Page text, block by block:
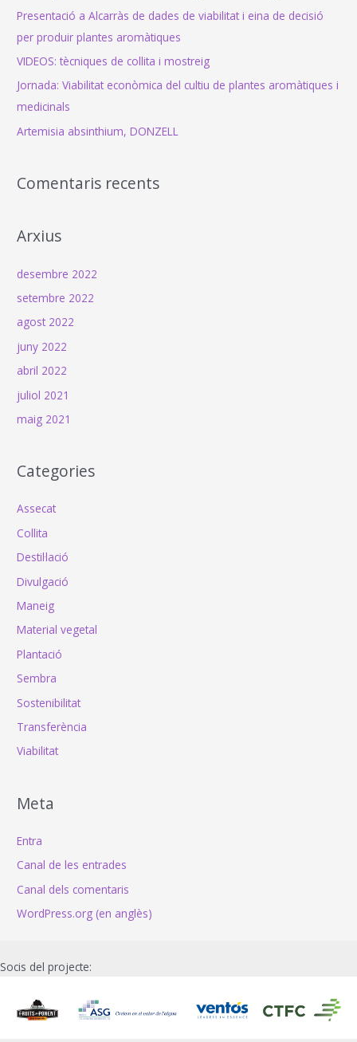
o
Presentació a Alcarràs de dades de viabilitat i eina de decisió
per produir plantes aromàtiques
VIDEOS: tècniques de collita i mostreig
Jornada: Viabilitat econòmica del cultiu de plantes aromàtiques i
medicinals
Artemisia absinthium, DONZELL
Comentaris recents
Arxius
desembre 2022
setembre 2022
agost 2022
juny 2022
abril 2022
juliol 2021
maig 2021
Categories
Assecat
Collita
Destil·lació
Divulgació
Maneig
Material vegetal
Plantació
Sembra
Sostenibilitat
Transferència
Viabilitat
Meta
Entra
Canal de les entrades
Canal dels comentaris
WordPress.org (en anglès)
Socis del projecte: